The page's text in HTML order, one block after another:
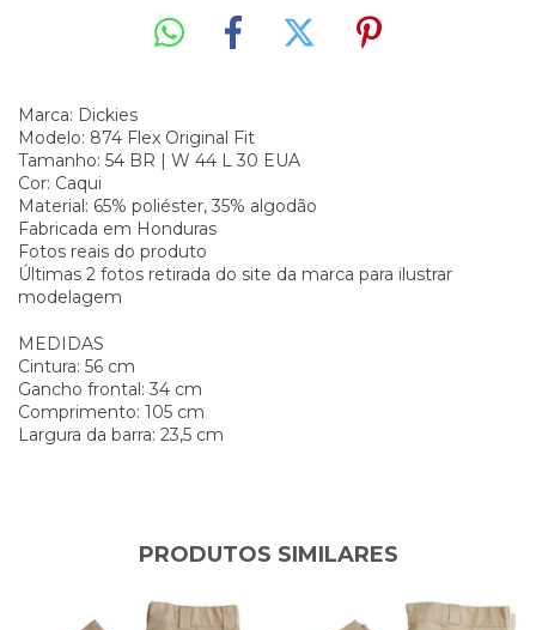
Marca: Dickies
Modelo: 874 Flex Original Fit
Tamanho: 54 BR | W 44 L 30 EUA
Cor: Caqui
Material: 65% poliéster, 35% algodão
Fabricada em Honduras
Fotos reais do produto
Últimas 2 fotos retirada do site da marca para ilustrar
modelagem
MEDIDAS
Cintura: 56 cm
Gancho frontal: 34 cm
Comprimento: 105 cm
Largura da barra: 23,5 cm
PRODUTOS SIMILARES